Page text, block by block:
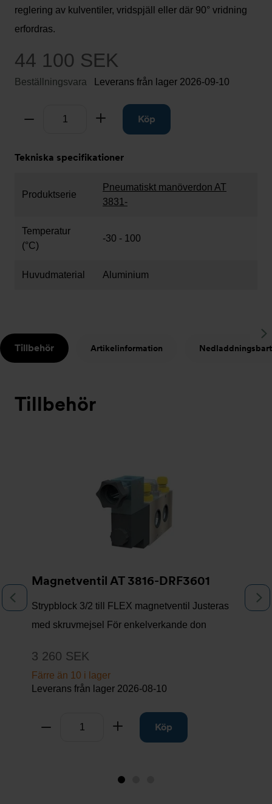
reglering av kulventiler, vridspjäll eller där 90° vridning
erfordras.
44 100 SEK
Beställningsvara Leverans från lager 2026-09-10
Ta bort Lägg tillKöp
Tekniska specifikationer
Produktserie
Pneumatiskt manöverdon AT
3831-
Temperatur
(°C)
-30 - 100
Huvudmaterial Aluminium
Tillbehör Artikelinformation Nedladdningsbart
Tillbehör
Magnetventil AT 3816-DRF3601
Strypblock 3/2 till FLEX magnetventil Justeras
med skruvmejsel För enkelverkande don
3 260 SEK
Färre än 10 i lager
Leverans från lager 2026-08-10
Ta bort Lägg tillKöp
Bild